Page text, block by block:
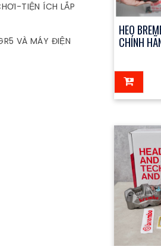
TIỆN ÍCH LẮP
VÀ MÁY ĐIỆN
HEO
CHÍNH
123đ